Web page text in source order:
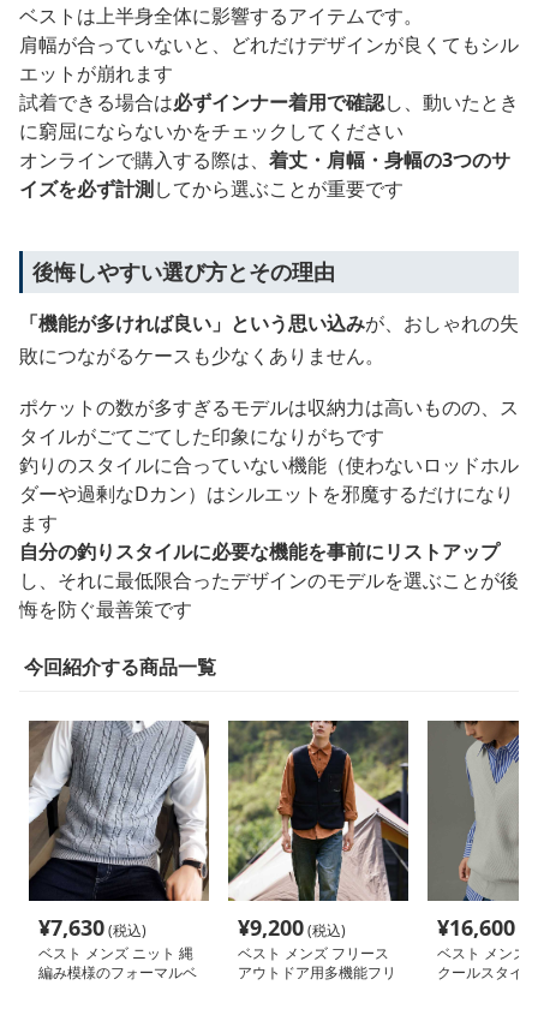
ベストは上半身全体に影響するアイテムです。
肩幅が合っていないと、どれだけデザインが良くてもシル
エットが崩れます
試着できる場合は必ずインナー着用で確認し、動いたとき
に窮屈にならないかをチェックしてください
オンラインで購入する際は、 着丈・肩幅・身幅の3つのサ
イズを必ず計測してから選ぶことが重要です
後悔しやすい選び方とその理由
「機能が多ければ良い」という思い込みが、おしゃれの失
敗につながるケースも少なくありません。
ポケットの数が多すぎるモデルは収納力は高いものの、ス
タイルがごてごてした印象になりがちです
釣りのスタイルに合っていない機能（使わないロッドホル
ダーや過剰なDカン）はシルエットを邪魔するだけになり
ます
自分の釣りスタイルに必要な機能を事前にリストアップ
し、それに最低限合ったデザインのモデルを選ぶことが後
悔を防ぐ最善策です
今回紹介する商品一覧
¥7,630(税込)
ベスト メンズ ニット 縄
編み模様のフォーマルベ
¥9,200(税込)
ベスト メンズ フリース
アウトドア用多機能フリ
¥16,600
ベスト メンズ
クールスタイ